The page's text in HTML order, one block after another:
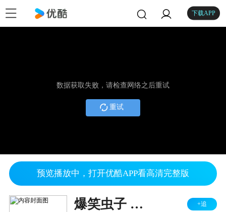
下载APP
数据获取失败，请检查网络之后重试
重试
预览播放中，打开优酷APP看高清完整版
爆笑虫子 第一季 +追